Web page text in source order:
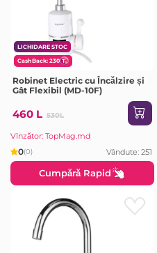
LICHIDARE STOC
CashBack: 230
Robinet Electric cu Încălzire și
Gât Flexibil (MD-10F)
460 L 530L
Vînzător: TopMag.md
0(0) Vândute: 251
Cumpără Rapid